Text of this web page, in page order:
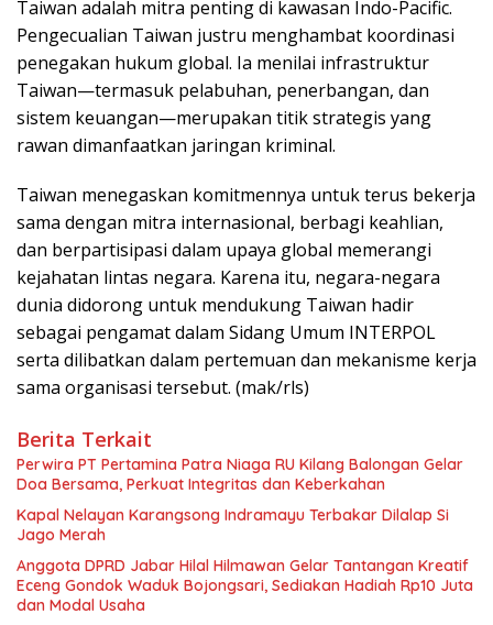
Taiwan adalah mitra penting di kawasan Indo-Pacific.
Pengecualian Taiwan justru menghambat koordinasi
penegakan hukum global. Ia menilai infrastruktur
Taiwan—termasuk pelabuhan, penerbangan, dan
sistem keuangan—merupakan titik strategis yang
rawan dimanfaatkan jaringan kriminal.
Taiwan menegaskan komitmennya untuk terus bekerja
sama dengan mitra internasional, berbagi keahlian,
dan berpartisipasi dalam upaya global memerangi
kejahatan lintas negara. Karena itu, negara-negara
dunia didorong untuk mendukung Taiwan hadir
sebagai pengamat dalam Sidang Umum INTERPOL
serta dilibatkan dalam pertemuan dan mekanisme kerja
sama organisasi tersebut. (mak/rls)
Berita Terkait
Perwira PT Pertamina Patra Niaga RU Kilang Balongan Gelar
Doa Bersama, Perkuat Integritas dan Keberkahan
Kapal Nelayan Karangsong Indramayu Terbakar Dilalap Si
Jago Merah
Anggota DPRD Jabar Hilal Hilmawan Gelar Tantangan Kreatif
Eceng Gondok Waduk Bojongsari, Sediakan Hadiah Rp10 Juta
dan Modal Usaha